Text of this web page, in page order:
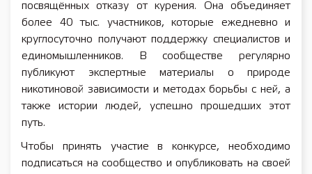
посвящённых отказу от курения. Она объединяет
более 40 тыс. участников, которые ежедневно и
круглосуточно получают поддержку специалистов и
единомышленников. В сообществе регулярно
публикуют экспертные материалы о природе
никотиновой зависимости и методах борьбы с ней, а
также истории людей, успешно прошедших этот
путь.
Чтобы принять участие в конкурсе, необходимо
подписаться на сообщество и опубликовать на своей